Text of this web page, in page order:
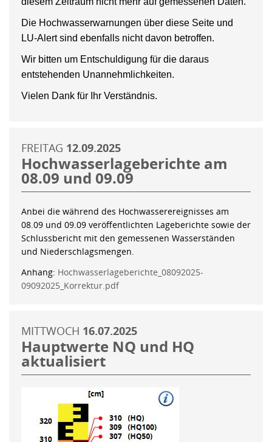
Die Hochwasserwarnungen über diese Seite und
LU-Alert sind ebenfalls nicht davon betroffen.
Wir bitten um Entschuldigung für die daraus
entstehenden Unannehmlichkeiten.
Vielen Dank für Ihr Verständnis.
FREITAG 12.09.2025
Hochwasserlageberichte am
08.09 und 09.09
Anbei die während des Hochwasserereignisses am
08.09 und 09.09 veröffentlichten Lageberichte sowie der
Schlussbericht mit den gemessenen Wasserständen
und Niederschlagsmengen.
Anhang: Hochwasserlageberichte_08092025-
09092025_Korrektur.pdf
MITTWOCH 16.07.2025
Hauptwerte NQ und HQ
aktualisiert